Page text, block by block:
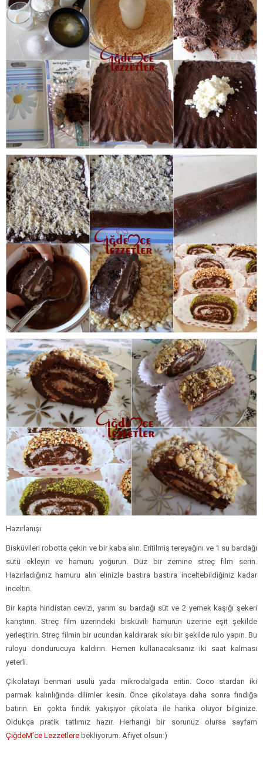
Hazırlanışı:
Bisküvileri robotta çekin ve bir kaba alın. Eritilmiş tereyağını ve 1 su bardağı
sütü ekleyin ve hamuru yoğurun. Düz bir zemine streç film serin.
Hazırladığınız hamuru alın elinizle bastıra bastıra inceltebildiğiniz kadar
inceltin.
Bir kapta hindistan cevizi, yarım su bardağı süt ve 2 yemek kaşığı şekeri
karıştırın. Streç film üzerindeki bisküvili hamurun üzerine eşit şekilde
yerleştirin. Streç filmin bir ucundan kaldırarak sıkı bir şekilde rulo yapın. Bu
ruloyu dondurucuya kaldırın. Hemen kullanacaksanız iki saat kalması
yeterli.
Çikolatayı benmari usulü yada mikrodalgada eritin. Coco stardan iki
parmak kalınlığında dilimler kesin. Önce çikolataya daha sonra fındığa
batırın. En çokta fındık yakışıyor çikolata ile harika oluyor bilginize.
Oldukça pratik tatlımız hazır. Herhangi bir sorunuz olursa sayfam
ÇiğdeM’ce Lezzetlere bekliyorum. Afiyet olsun:)